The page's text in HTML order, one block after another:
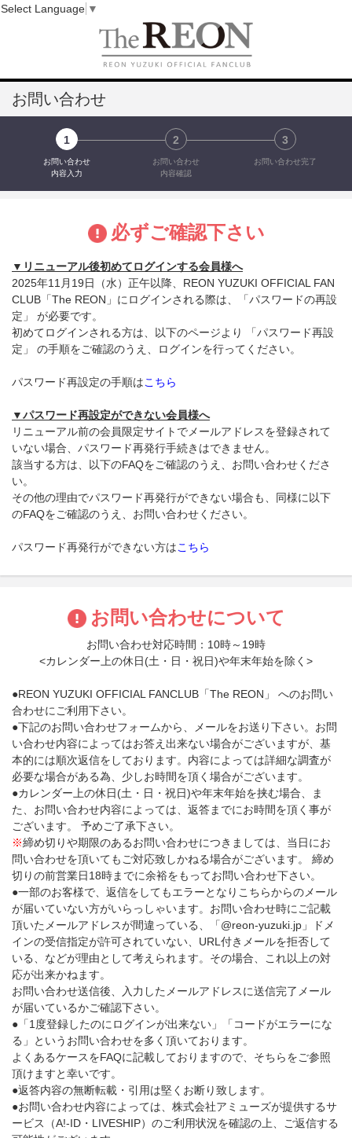
お問い合わせ
1
お問い合わせ
内容入力
2
お問い合わせ
内容確認
3
お問い合わせ完了
必ずご確認下さい
▼リニューアル後初めてログインする会員様へ
2025年11月19日（水）正午以降、REON YUZUKI OFFICIAL FAN
CLUB「The REON」にログインされる際は、「パスワードの再設
定」 が必要です。
初めてログインされる方は、以下のページより 「パスワード再設
定」 の手順をご確認のうえ、ログインを行ってください。
パスワード再設定の手順はこちら
▼パスワード再設定ができない会員様へ
リニューアル前の会員限定サイトでメールアドレスを登録されて
いない場合、パスワード再発行手続きはできません。
該当する方は、以下のFAQをご確認のうえ、お問い合わせくださ
い。
その他の理由でパスワード再発行ができない場合も、同様に以下
のFAQをご確認のうえ、お問い合わせください。
パスワード再発行ができない方はこちら
お問い合わせについて
お問い合わせ対応時間：10時～19時
<カレンダー上の休日(土・日・祝日)や年末年始を除く>
●REON YUZUKI OFFICIAL FANCLUB「The REON」 へのお問い
合わせにご利用下さい。
●下記のお問い合わせフォームから、メールをお送り下さい。お問
い合わせ内容によってはお答え出来ない場合がございますが、基
本的には順次返信をしております。内容によっては詳細な調査が
必要な場合がある為、少しお時間を頂く場合がございます。
●カレンダー上の休日(土・日・祝日)や年末年始を挟む場合、ま
た、お問い合わせ内容によっては、返答までにお時間を頂く事が
ございます。 予めご了承下さい。
※締め切りや期限のあるお問い合わせにつきましては、当日にお
問い合わせを頂いてもご対応致しかねる場合がございます。 締め
切りの前営業日18時までに余裕をもってお問い合わせ下さい。
●一部のお客様で、返信をしてもエラーとなりこちらからのメール
が届いていない方がいらっしゃいます。お問い合わせ時にご記載
頂いたメールアドレスが間違っている、「@reon-yuzuki.jp」ドメ
インの受信指定が許可されていない、URL付きメールを拒否して
いる、などが理由として考えられます。その場合、これ以上の対
応が出来かねます。
お問い合わせ送信後、入力したメールアドレスに送信完了メール
が届いているかご確認下さい。
●「1度登録したのにログインが出来ない」「コードがエラーにな
る」というお問い合わせを多く頂いております。
よくあるケースをFAQに記載しておりますので、そちらをご参照
頂けますと幸いです。
●返答内容の無断転載・引用は堅くお断り致します。
●お問い合わせ内容によっては、株式会社アミューズが提供するサ
ービス（A!-ID・LIVESHIP）のご利用状況を確認の上、ご返信する
Select Language ▼